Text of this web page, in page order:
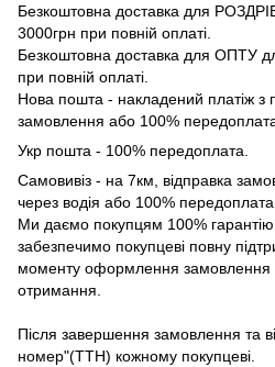
Безкоштовна доставка для
3000грн при повній оплаті.
Безкоштовна доставка для ОПТУ
при повній оплаті.
Нова пошта - накладений платіж з
замовлення або 100%
Укр пошта - 100% передоплата.
Самовивіз - на 7км, відправка
через водія або 100% передоплата.
Ми даємо покупцям 100%
забезпечимо покупцеві повну
моменту оформлення замовлення
отримання.
Після завершення замовлення та
номер"(ТТН) кожному покупцеві.